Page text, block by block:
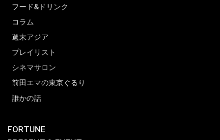
フード&ドリンク
コラム
週末アジア
プレイリスト
シネマサロン
前田エマの東京ぐるり
誰かの話
FORTUNE